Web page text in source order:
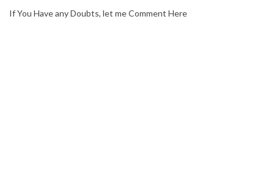
If You Have any Doubts, let me Comment Here